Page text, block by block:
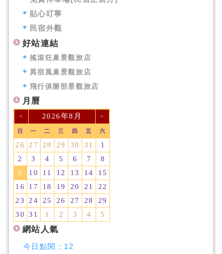
貼心叮寧
民宿外觀
好站連結
搖滾狂巢景觀旅店
異宿風巢景觀旅店
飛行俱樂部景觀旅店
月曆
< 2026年8月 >
日 一 二 三 四 五 六
26 27 28 29 30 31
1
2
3 4 5 6 7
8
9
10 11 12 13 14
15
16
17 18 19 20 21
22
23
24 25 26 27 28
29
30
31 1 2 3 4 5
網站人氣
今日點閱： 12